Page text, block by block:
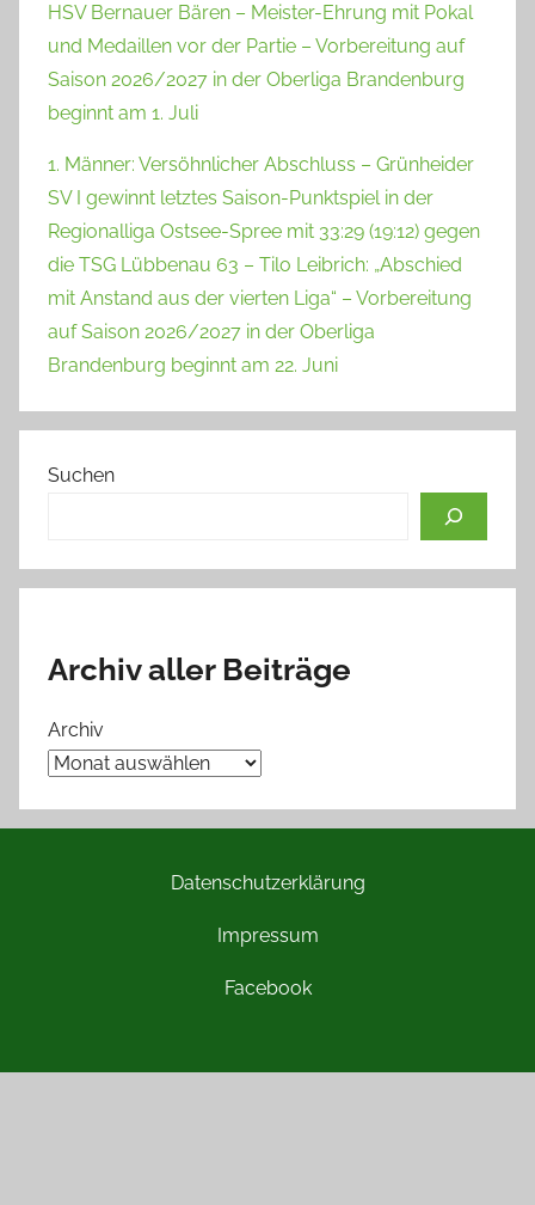
HSV Bernauer Bären – Meister-Ehrung mit Pokal
und Medaillen vor der Partie – Vorbereitung auf
Saison 2026/2027 in der Oberliga Brandenburg
beginnt am 1. Juli
1. Männer: Versöhnlicher Abschluss – Grünheider
SV I gewinnt letztes Saison-Punktspiel in der
Regionalliga Ostsee-Spree mit 33:29 (19:12) gegen
die TSG Lübbenau 63 – Tilo Leibrich: „Abschied
mit Anstand aus der vierten Liga“ – Vorbereitung
auf Saison 2026/2027 in der Oberliga
Brandenburg beginnt am 22. Juni
Suchen
Archiv aller Beiträge
Archiv
Datenschutzerklärung
Impressum
Facebook